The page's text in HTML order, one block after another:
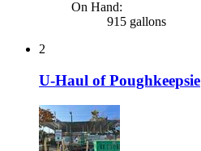
On Hand:
915 gallons
2
U-Haul of Poughkeepsie